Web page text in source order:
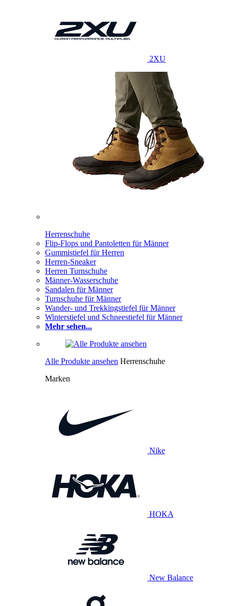
2XU
Herrenschuhe
Flip-Flops und Pantoletten für Männer
Gummistiefel für Herren
Herren-Sneaker
Herren Turnschuhe
Männer-Wasserschuhe
Sandalen für Männer
Turnschuhe für Männer
Wander- und Trekkingstiefel für Männer
Winterstiefel und Schneestiefel für Männer
Mehr sehen...
Alle Produkte ansehen Herrenschuhe
Marken
Nike
HOKA
New Balance